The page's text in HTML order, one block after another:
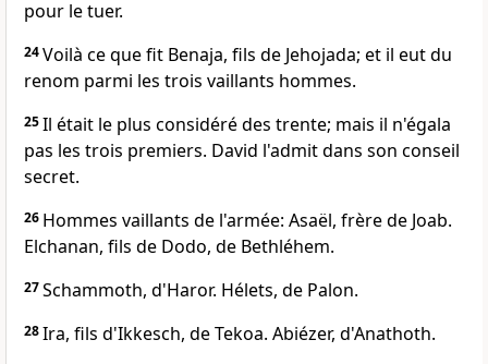
pour le tuer.
24Voilà ce que fit Benaja, fils de Jehojada; et il eut du
renom parmi les trois vaillants hommes.
25Il était le plus considéré des trente; mais il n'égala
pas les trois premiers. David l'admit dans son conseil
secret.
26 Hommes vaillants de l'armée: Asaël, frère de Joab.
Elchanan, fils de Dodo, de Bethléhem.
27Schammoth, d'Haror. Hélets, de Palon.
28Ira, fils d'Ikkesch, de Tekoa. Abiézer, d'Anathoth.